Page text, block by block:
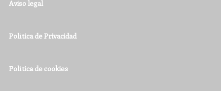
Aviso legal
Política de Privacidad
Política de cookies